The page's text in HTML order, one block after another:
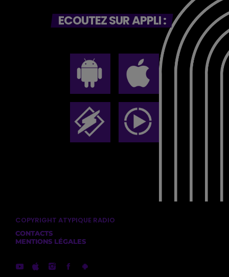
ECOUTEZ SUR APPLI :
COPYRIGHT ATYPIQUE RADIO
CONTACTS
MENTIONS LÉGALES